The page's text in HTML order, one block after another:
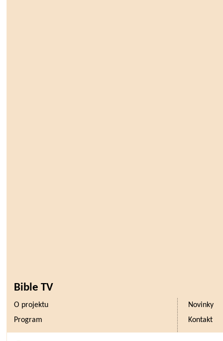
Bible TV
O projektu
Novinky
Program
Kontakt